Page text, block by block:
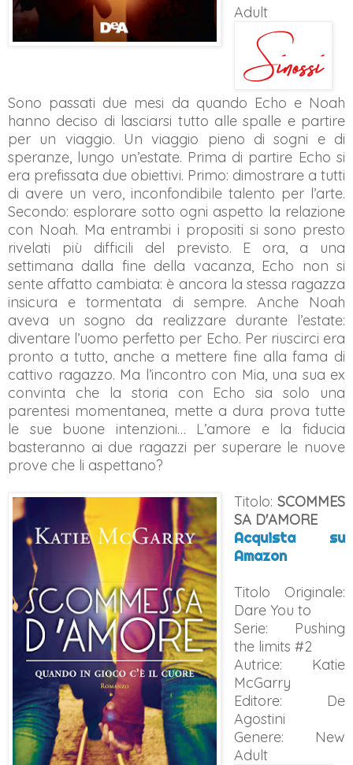
Adult
Sono passati due mesi da quando Echo e Noah
hanno deciso di lasciarsi tutto alle spalle e partire
per un viaggio. Un viaggio pieno di sogni e di
speranze, lungo un’estate. Prima di partire Echo si
era prefissata due obiettivi. Primo: dimostrare a tutti
di avere un vero, inconfondibile talento per l’arte.
Secondo: esplorare sotto ogni aspetto la relazione
con Noah. Ma entrambi i propositi si sono presto
rivelati più difficili del previsto. E ora, a una
settimana dalla fine della vacanza, Echo non si
sente affatto cambiata: è ancora la stessa ragazza
insicura e tormentata di sempre. Anche Noah
aveva un sogno da realizzare durante l’estate:
diventare l’uomo perfetto per Echo. Per riuscirci era
pronto a tutto, anche a mettere fine alla fama di
cattivo ragazzo. Ma l’incontro con Mia, una sua ex
convinta che la storia con Echo sia solo una
parentesi momentanea, mette a dura prova tutte
le sue buone intenzioni… L’amore e la fiducia
basteranno ai due ragazzi per superare le nuove
prove che li aspettano?
Titolo: SCOMMES
SA D'AMORE
Acquista su
Amazon
Titolo Originale:
Dare You to
Serie: Pushing
the limits #2
Autrice: Katie
McGarry
Editore: De
Agostini
Genere: New
Adult